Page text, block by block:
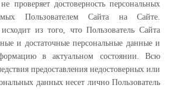
проверяет достоверность персональных
Пользователем Сайта на Сайте.
из того, что Пользователь Сайта
и достаточные персональные данные и
в актуальном состоянии. Всю
предоставления недостоверных или
данных несет лично Пользователь